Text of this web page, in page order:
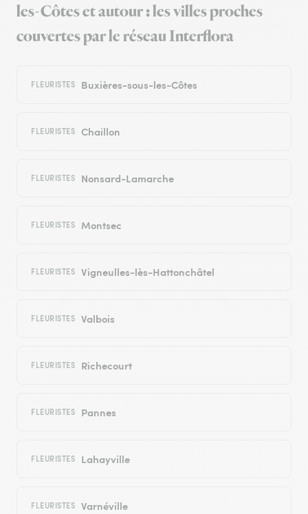
les-Côtes et autour : les villes proches
couvertes par le réseau Interflora
FLEURISTES Buxières-sous-les-Côtes
FLEURISTES Chaillon
FLEURISTES Nonsard-Lamarche
FLEURISTES Montsec
FLEURISTES Vigneulles-lès-Hattonchâtel
FLEURISTES Valbois
FLEURISTES Richecourt
FLEURISTES Pannes
FLEURISTES Lahayville
FLEURISTES Varnéville